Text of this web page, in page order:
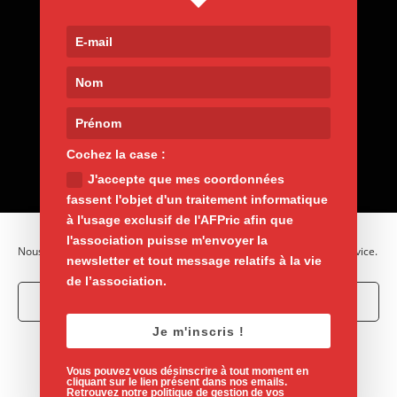
Nous utilisons des cookies pour optimiser notre site web et notre service.
Refuser
Voir les préférences
Contact
9, rue de Nemours 75011 Paris
01 400 30 200
afpric@afpric.org
Mentions légales
Vie privée
Politique de cookies
Cochez la case :
J'accepte que mes coordonnées
fassent l'objet d'un traitement informatique
à l'usage exclusif de l'AFPric afin que
l'association puisse m'envoyer la
newsletter et tout message relatifs à la vie
de l’association.
Je m'inscris !
Vous pouvez vous désinscrire à tout moment en
cliquant sur le lien présent dans nos emails.
Retrouvez notre politique de gestion de vos